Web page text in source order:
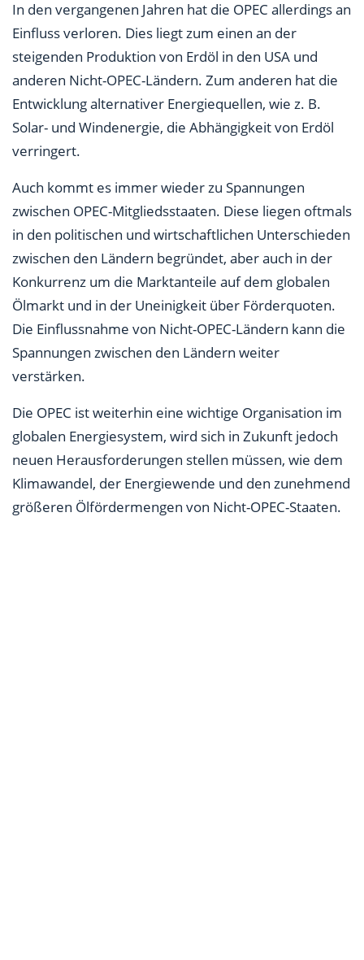
In den vergangenen Jahren hat die OPEC allerdings an
Einfluss verloren. Dies liegt zum einen an der
steigenden Produktion von Erdöl in den USA und
anderen Nicht-OPEC-Ländern. Zum anderen hat die
Entwicklung alternativer Energiequellen, wie z. B.
Solar- und Windenergie, die Abhängigkeit von Erdöl
verringert.
Auch kommt es immer wieder zu Spannungen
zwischen OPEC-Mitgliedsstaaten. Diese liegen oftmals
in den politischen und wirtschaftlichen Unterschieden
zwischen den Ländern begründet, aber auch in der
Konkurrenz um die Marktanteile auf dem globalen
Ölmarkt und in der Uneinigkeit über Förderquoten.
Die Einflussnahme von Nicht-OPEC-Ländern kann die
Spannungen zwischen den Ländern weiter
verstärken.
Die OPEC ist weiterhin eine wichtige Organisation im
globalen Energiesystem, wird sich in Zukunft jedoch
neuen Herausforderungen stellen müssen, wie dem
Klimawandel, der Energiewende und den zunehmend
größeren Ölfördermengen von Nicht-OPEC-Staaten.